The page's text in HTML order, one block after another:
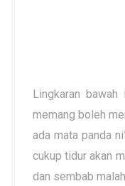
Lingkaran
memang boleh
ada mata panda
cukup tidur akan
dan sembab